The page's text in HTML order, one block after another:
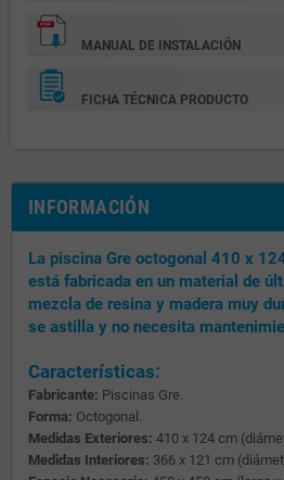
MANUAL DE INSTALACIÓN
FICHA TÉCNICA PRODUCTO
INFORMACIÓN
La piscina Gre octogonal 410 x
está fabricada en un material de
mezcla de resina y madera muy
se astilla y no necesita
Características:
Fabricante: Piscinas Gre.
Forma: Octogonal.
Medidas Exteriores: 410 x 124 cm
Medidas Interiores: 366 x 121 cm